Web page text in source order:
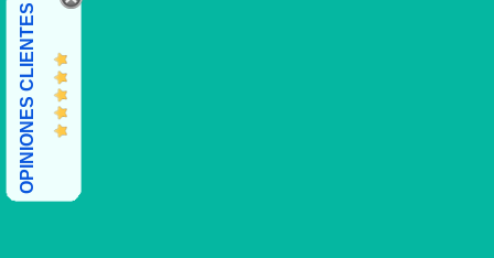
OPINIONES CLIENTES